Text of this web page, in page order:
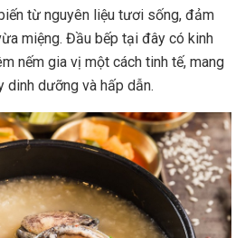
từ nguyên liệu tươi sống, đảm
miệng. Đầu bếp tại đây có kinh
nếm gia vị một cách tinh tế, mang
dinh dưỡng và hấp dẫn.